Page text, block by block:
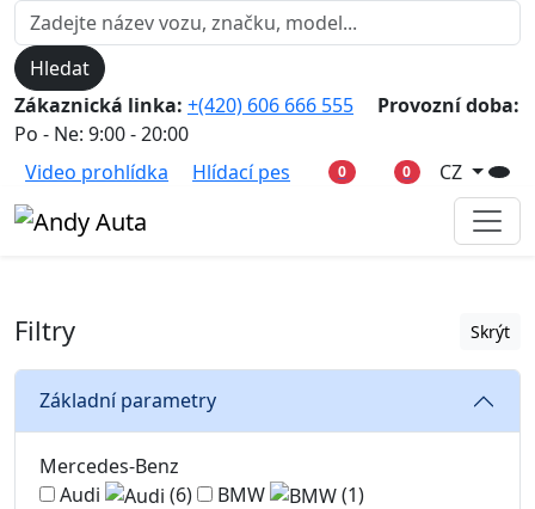
Hledat
Zákaznická linka: +(420) 606 666 555
Provozní doba:
Po - Ne: 9:00 - 20:00
Video prohlídka
Hlídací pes 0 0 CZ
Filtry Skrýt
Základní parametry
Mercedes-Benz
Audi
(6) BMW
(1)